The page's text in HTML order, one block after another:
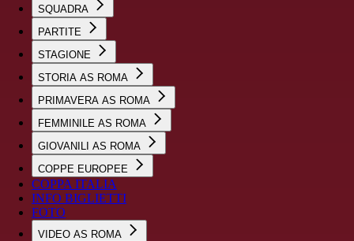
SQUADRA
PARTITE
STAGIONE
STORIA AS ROMA
PRIMAVERA AS ROMA
FEMMINILE AS ROMA
GIOVANILI AS ROMA
COPPE EUROPEE
COPPA ITALIA
INFO BIGLIETTI
FOTO
VIDEO AS ROMA